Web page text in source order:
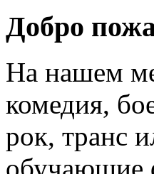
Добро
На нашем
комедия,
рок, транс